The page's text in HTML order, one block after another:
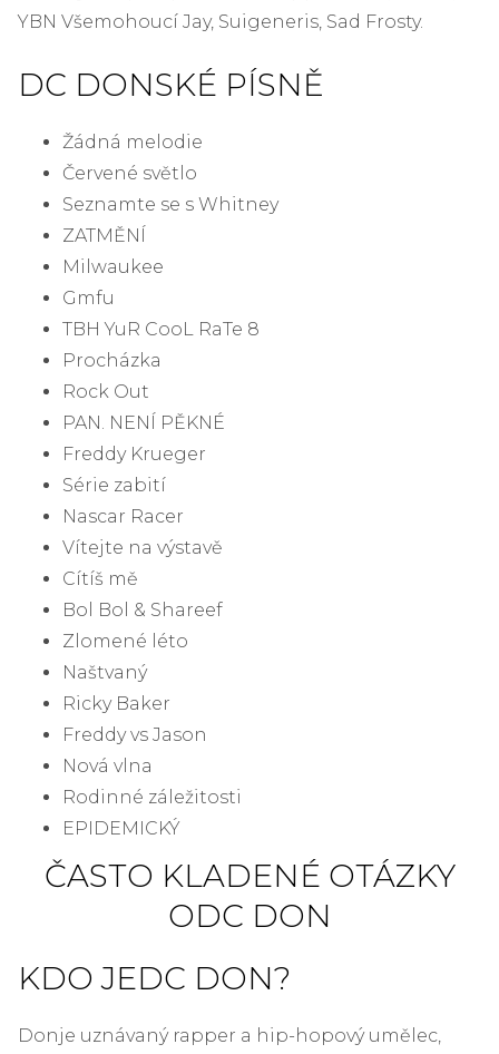
YBN Všemohoucí Jay, Suigeneris, Sad Frosty.
DC DONSKÉ PÍSNĚ
Žádná melodie
Červené světlo
Seznamte se s Whitney
ZATMĚNÍ
Milwaukee
Gmfu
TBH YuR CooL RaTe 8
Procházka
Rock Out
PAN. NENÍ PĚKNÉ
Freddy Krueger
Série zabití
Nascar Racer
Vítejte na výstavě
Cítíš mě
Bol Bol & Shareef
Zlomené léto
Naštvaný
Ricky Baker
Freddy vs Jason
Nová vlna
Rodinné záležitosti
EPIDEMICKÝ
ČASTO KLADENÉ OTÁZKY
ODC DON
KDO JEDC DON?
Donje uznávaný rapper a hip-hopový umělec,